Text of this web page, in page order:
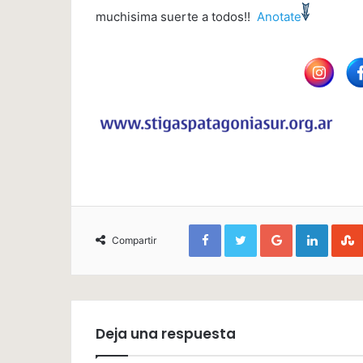
muchisima suerte a todos!! Anotate
Compartir
FacebookTwitterGoogle+
Deja una respuesta